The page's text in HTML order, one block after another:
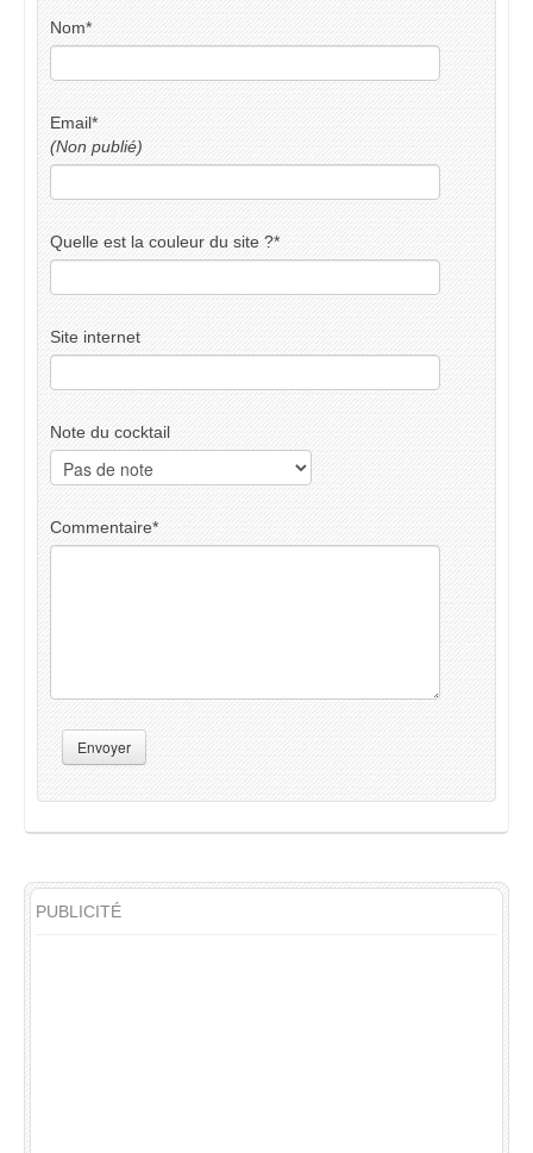
Nom*
Email*
(Non publié)
Quelle est la couleur du site ?*
Site internet
Note du cocktail
Commentaire*
Envoyer
PUBLICITÉ